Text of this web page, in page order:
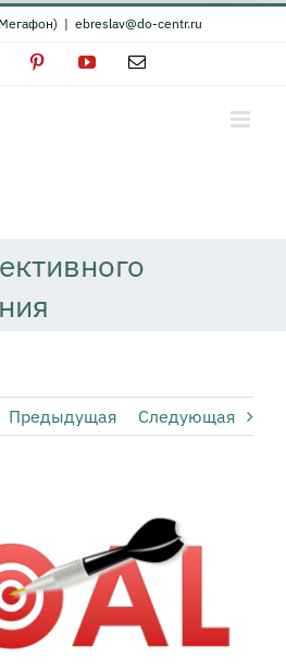
| ebreslav@do-centr.ru
PinterestYouTubeEmail
Предыдущая Следующая